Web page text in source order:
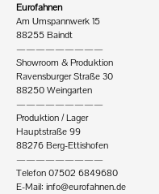
Eurofahnen
Am Umspannwerk 15
88255 Baindt
—————————
Showroom & Produktion
Ravensburger Straße 30
88250 Weingarten
—————————
Produktion / Lager
Hauptstraße 99
88276 Berg-Ettishofen
—————————
Telefon 07502 6849680
E-Mail: info@eurofahnen.de